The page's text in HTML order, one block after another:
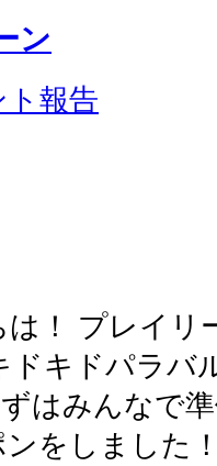
ン
ト報告
！ プレイリ
ドキドパラバ
はみんなで
をしました